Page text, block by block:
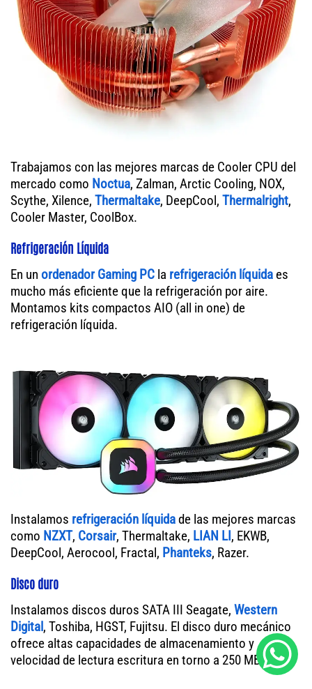
Trabajamos con las mejores marcas de Cooler CPU del
mercado como Noctua, Zalman, Arctic Cooling, NOX,
Scythe, Xilence, Thermaltake, DeepCool, Thermalright,
Cooler Master, CoolBox.
Refrigeración Líquida
En un ordenador Gaming PC la refrigeración líquida es
mucho más eficiente que la refrigeración por aire.
Montamos kits compactos AIO (all in one) de
refrigeración líquida.
Instalamos refrigeración líquidade las mejores marcas
como NZXT, Corsair, Thermaltake, LIAN LI, EKWB,
DeepCool, Aerocool, Fractal, Phanteks, Razer.
Disco duro
Instalamos discos duros SATA III Seagate, Western
Digital, Toshiba, HGST, Fujitsu. El disco duro mecánico
ofrece altas capacidades de almacenamiento y
velocidad de lectura escritura en torno a 250 MB/s.